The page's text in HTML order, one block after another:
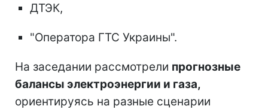
ДТЭК,
"Оператора ГТС Украины".
На заседании рассмотрели прогнозные
балансы электроэнергии и газа,
ориентируясь на разные сценарии